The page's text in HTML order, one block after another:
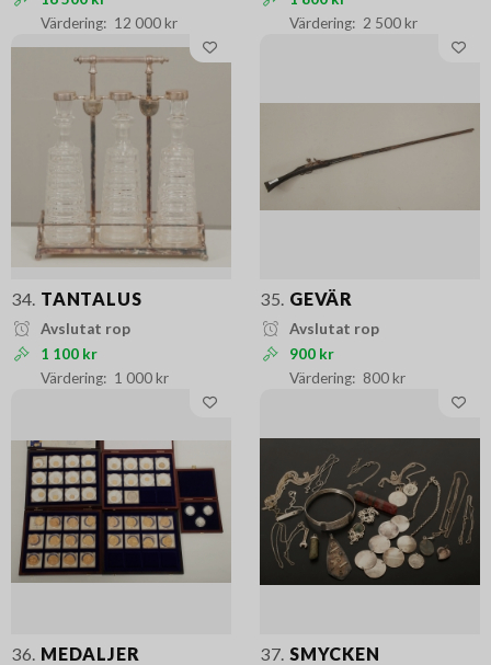
12 000 kr
2 500 kr
34. TANTALUS
Avslutat rop
1 100 kr
1 000 kr
35. GEVÄR
Avslutat rop
900 kr
800 kr
36. MEDALJER 37. SMYCKEN